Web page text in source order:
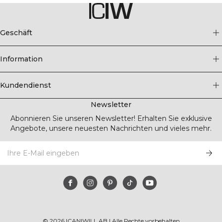
Geschäft
Information
Kundendienst
Newsletter
Abonnieren Sie unseren Newsletter! Erhalten Sie exklusive
Angebote, unsere neuesten Nachrichten und vieles mehr.